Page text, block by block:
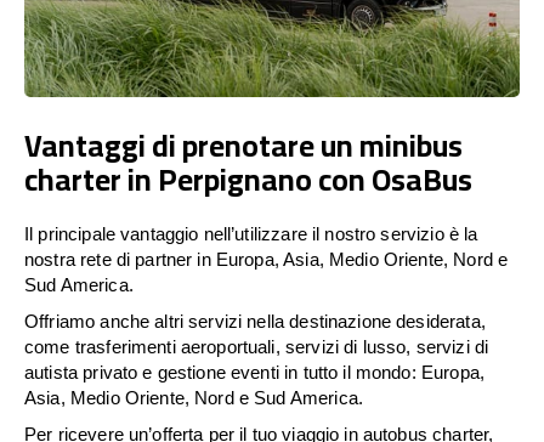
Vantaggi di prenotare un minibus
charter in Perpignano con OsaBus
Il principale vantaggio nell’utilizzare il nostro servizio è la
nostra rete di partner in Europa, Asia, Medio Oriente, Nord e
Sud America.
Offriamo anche altri servizi nella destinazione desiderata,
come trasferimenti aeroportuali, servizi di lusso, servizi di
autista privato e gestione eventi in tutto il mondo: Europa,
Asia, Medio Oriente, Nord e Sud America.
Per ricevere un’offerta per il tuo viaggio in autobus charter,